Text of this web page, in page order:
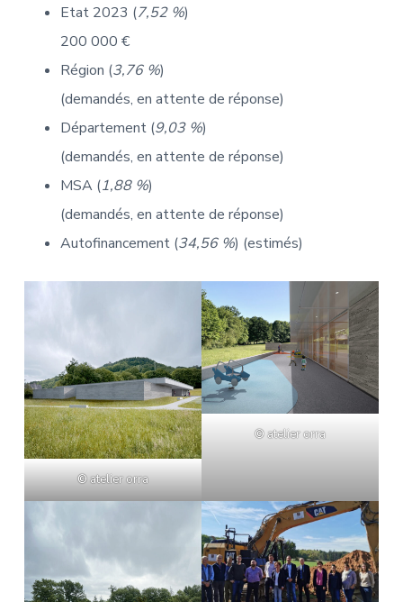
Etat 2023 (7,52 %)
200 000 €
Région (3,76 %)
(demandés, en attente de réponse)
Département (9,03 %)
(demandés, en attente de réponse)
MSA (1,88 %)
(demandés, en attente de réponse)
Autofinancement (34,56 %) (estimés)
©atelier orra
©atelier orra